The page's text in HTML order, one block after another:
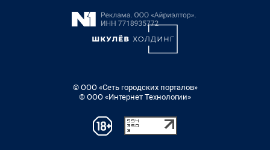
© ООО «Сеть городских порталов»
© ООО «Интернет Технологии»